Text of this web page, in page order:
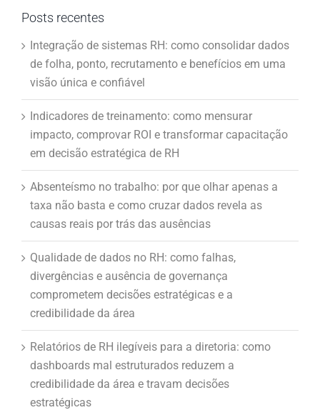
Posts recentes
Integração de sistemas RH: como consolidar dados
de folha, ponto, recrutamento e benefícios em uma
visão única e confiável
Indicadores de treinamento: como mensurar
impacto, comprovar ROI e transformar capacitação
em decisão estratégica de RH
Absenteísmo no trabalho: por que olhar apenas a
taxa não basta e como cruzar dados revela as
causas reais por trás das ausências
Qualidade de dados no RH: como falhas,
divergências e ausência de governança
comprometem decisões estratégicas e a
credibilidade da área
Relatórios de RH ilegíveis para a diretoria: como
dashboards mal estruturados reduzem a
credibilidade da área e travam decisões
estratégicas